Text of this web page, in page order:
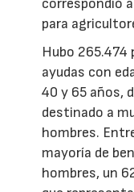
correspondió
para
Hubo 265.474
ayudas con
40 y 65 años,
destinado a
hombres.
mayoría de
hombres, un